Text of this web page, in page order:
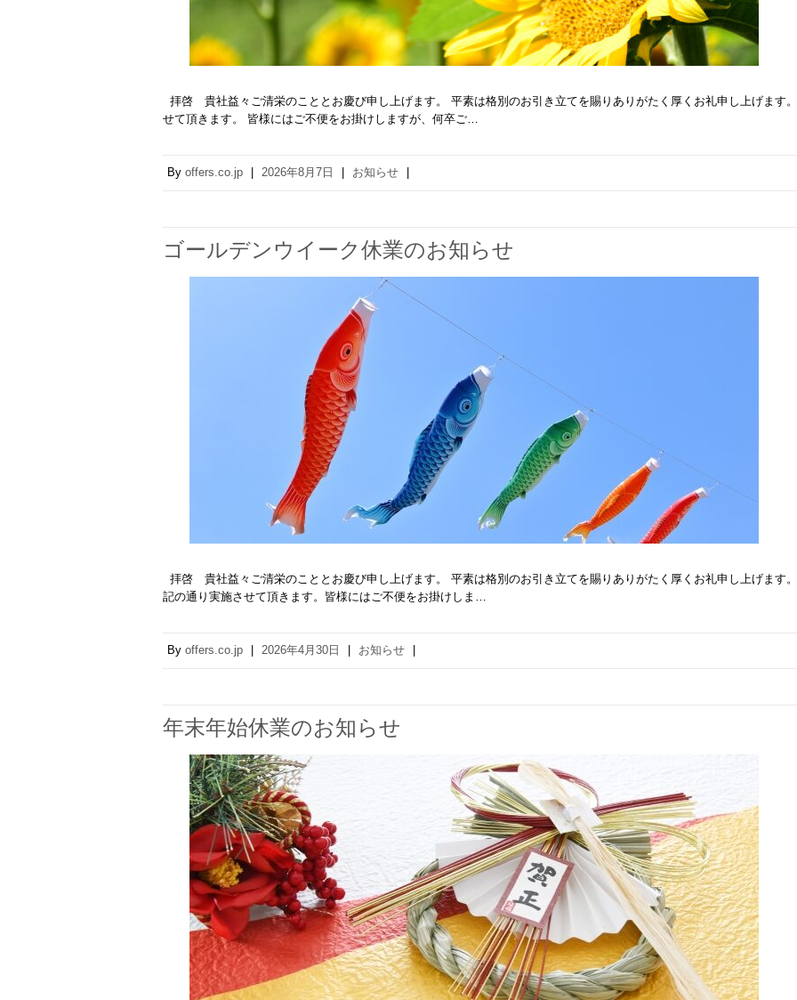
拝啓 貴社益々ご清栄のこととお慶び申し上げます。 平素は格別のお引き立てを賜りありがたく厚くお礼申し上げます
せて頂きます。 皆様にはご不便をお掛けしますが、何卒ご…
By offers.co.jp | 2026年8月7日 | お知らせ |
ゴールデンウイーク休業のお知らせ
拝啓 貴社益々ご清栄のこととお慶び申し上げます。 平素は格別のお引き立てを賜りありがたく厚くお礼申し上げます
記の通り実施させて頂きます。皆様にはご不便をお掛けしま…
By offers.co.jp | 2026年4月30日 | お知らせ |
年末年始休業のお知らせ